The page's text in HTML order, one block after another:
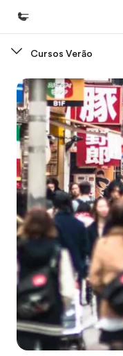
Bem-vindo à EF
Programas
Saiba tudo que oferecemos
Escritórios
Encontre um escritório
Sobre nós
Quem somos
Carreiras
Junte-se a nós
Cursos Verão